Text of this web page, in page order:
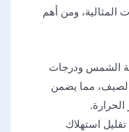
المثالية، ومن أهم
الشمس ودرجات
الصيف، مما يضمن
الحرارة.
استهلاك